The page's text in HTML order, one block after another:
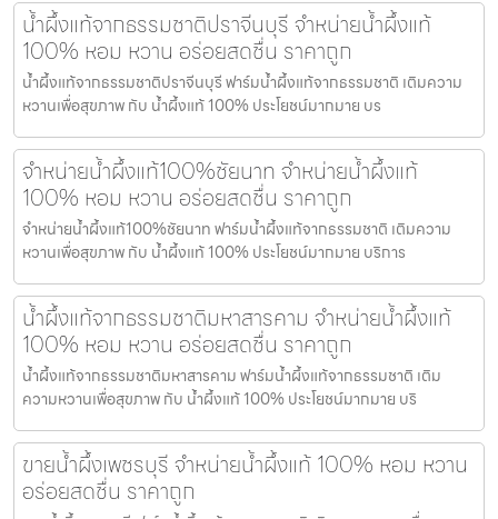
น้ำผึ้งแท้จากธรรมชาติปราจีนบุรี จำหน่ายน้ำผึ้งแท้
100% หอม หวาน อร่อยสดชื่น ราคาถูก
น้ำผึ้งแท้จากธรรมชาติปราจีนบุรี ฟาร์มน้ำผึ้งแท้จากธรรมชาติ เติมความ
หวานเพื่อสุขภาพ กับ น้ำผึ้งแท้ 100% ประโยชน์มากมาย บร
จำหน่ายน้ำผึ้งแท้100%ชัยนาท จำหน่ายน้ำผึ้งแท้
100% หอม หวาน อร่อยสดชื่น ราคาถูก
จำหน่ายน้ำผึ้งแท้100%ชัยนาท ฟาร์มน้ำผึ้งแท้จากธรรมชาติ เติมความ
หวานเพื่อสุขภาพ กับ น้ำผึ้งแท้ 100% ประโยชน์มากมาย บริการ
น้ำผึ้งแท้จากธรรมชาติมหาสารคาม จำหน่ายน้ำผึ้งแท้
100% หอม หวาน อร่อยสดชื่น ราคาถูก
น้ำผึ้งแท้จากธรรมชาติมหาสารคาม ฟาร์มน้ำผึ้งแท้จากธรรมชาติ เติม
ความหวานเพื่อสุขภาพ กับ น้ำผึ้งแท้ 100% ประโยชน์มากมาย บริ
ขายน้ำผึ้งเพชรบุรี จำหน่ายน้ำผึ้งแท้ 100% หอม หวาน
อร่อยสดชื่น ราคาถูก